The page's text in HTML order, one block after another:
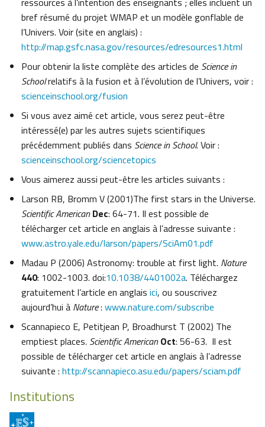
bref résumé du projet WMAP et un modèle gonflable de
l’Univers. Voir (site en anglais) :
http://map.gsfc.nasa.gov/resources/edresources1.html
Pour obtenir la liste complète des articles de Science in
Schoolrelatifs à la fusion et à l’évolution de l’Univers, voir :
scienceinschool.org/fusion
Si vous avez aimé cet article, vous serez peut-être
intéressé(e) par les autres sujets scientifiques
précédemment publiés dans Science in School. Voir :
scienceinschool.org/sciencetopics
Vous aimerez aussi peut-être les articles suivants :
Larson RB, Bromm V (2001)The first stars in the Universe.
Scientific American Dec: 64-71. Il est possible de
télécharger cet article en anglais à l’adresse suivante :
www.astro.yale.edu/larson/papers/SciAm01.pdf
Madau P (2006) Astronomy: trouble at first light. Nature
440: 1002-1003. doi:10.1038/4401002a. Téléchargez
gratuitement l’article en anglais ici, ou souscrivez
aujourd’hui à Nature: www.nature.com/subscribe
Scannapieco E, Petitjean P, Broadhurst T (2002) The
emptiest places. Scientific American Oct: 56-63. Il est
possible de télécharger cet article en anglais à l’adresse
suivante : http://scannapieco.asu.edu/papers/sciam.pdf
Institutions